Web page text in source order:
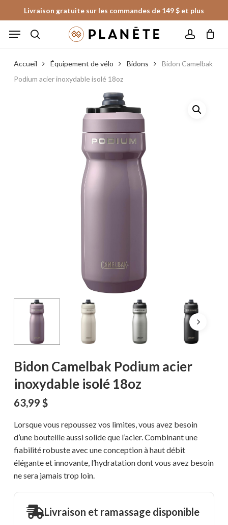
to
main
Livraison gratuite sur les commandes de 149 $ et plus
Menu
Fermer
le
panier
Accueil Équipement de vélo Bidons
Bidon Camelbak
Podium acier inoxydable isolé 18oz
Bidon Camelbak Podium acier
inoxydable isolé 18oz
63,99 $
Lorsque vous repoussez vos limites, vous avez besoin
d’une bouteille aussi solide que l’acier. Combinant une
fiabilité robuste avec une conception à haut débit
élégante et innovante, l’hydratation dont vous avez besoin
ne sera jamais trop loin.
Livraison et ramassage disponible